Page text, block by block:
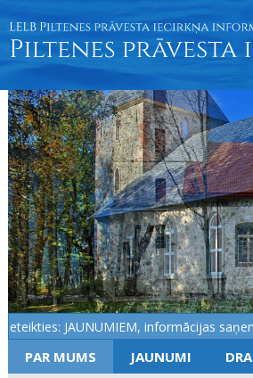
JAUNUMIEM, informācijas
PAR MUMS JAUNUMI